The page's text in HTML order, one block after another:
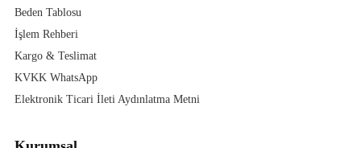
Beden Tablosu
İşlem Rehberi
Kargo & Teslimat
KVKK WhatsApp
Elektronik Ticari İleti Aydınlatma Metni